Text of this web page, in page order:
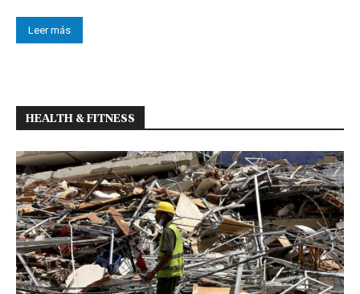
Leer más
HEALTH & FITNESS